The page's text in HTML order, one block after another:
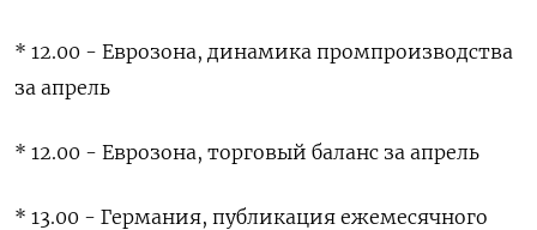
* ​12.00 - Еврозона, динамика промпроизводства
за апрель
* ‌12.00 - Еврозона, торговый баланс за апрель
* 13.00 - Германия, публикация ​ежемесячного